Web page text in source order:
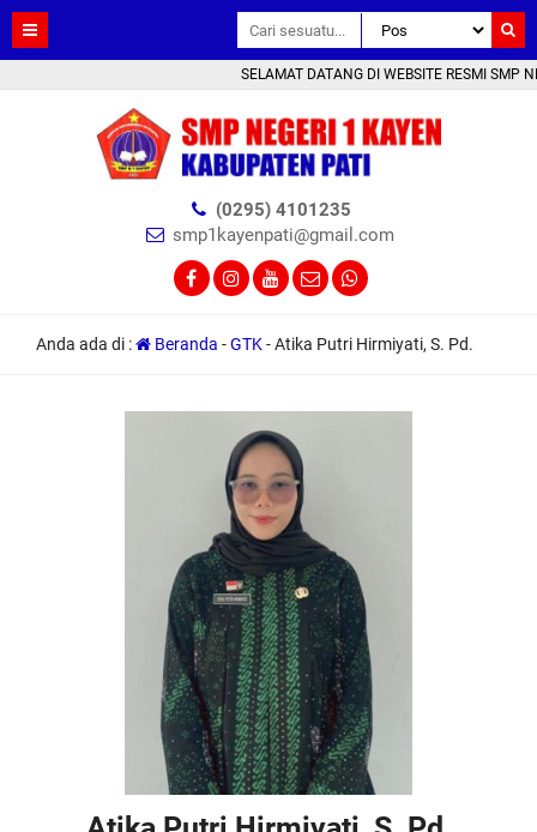
SELAMAT DATANG DI WEBSITE RESMI SMP
(0295) 4101235
smp1kayenpati@gmail.com
Anda ada di : Beranda -GTK-Atika Putri Hirmiyati, S. Pd.